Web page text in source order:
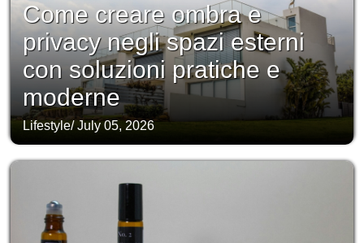
Come creare ombra e
privacy negli spazi esterni
con soluzioni pratiche e
moderne
Lifestyle/July 05, 2026